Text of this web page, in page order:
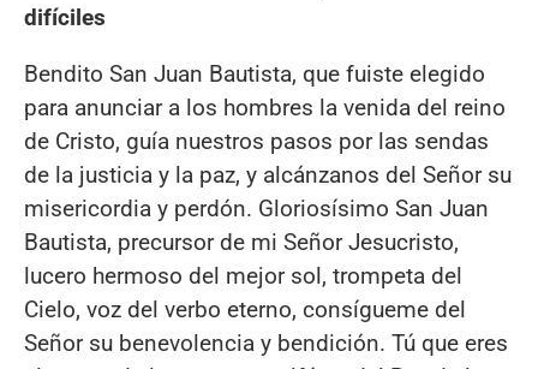
difíciles
Bendito San Juan Bautista, que fuiste elegido
para anunciar a los hombres la venida del reino
de Cristo, guía nuestros pasos por las sendas
de la justicia y la paz, y alcánzanos del Señor su
misericordia y perdón. Gloriosísimo San Juan
Bautista, precursor de mi Señor Jesucristo,
lucero hermoso del mejor sol, trompeta del
Cielo, voz del verbo eterno, consígueme del
Señor su benevolencia y bendición. Tú que eres